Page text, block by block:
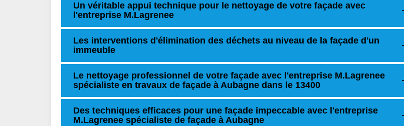
Un véritable appui technique pour le nettoyage de votre façade avec
l'entreprise M.Lagrenee
Les interventions d'élimination des déchets au niveau de la façade d'un
immeuble
Le nettoyage professionnel de votre façade avec l'entreprise M.Lagrenee
spécialiste en travaux de façade à Aubagne dans le 13400
Des techniques efficaces pour une façade impeccable avec l'entreprise
M.Lagrenee spécialiste de façade à Aubagne